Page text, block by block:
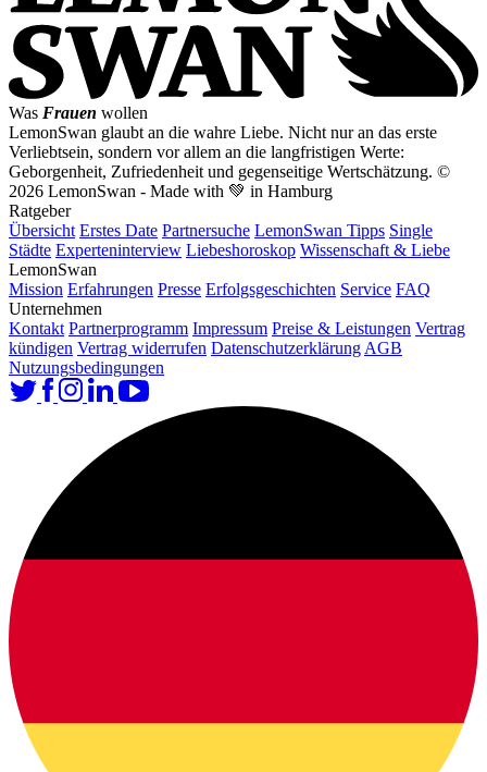
Was Frauen wollen
LemonSwan glaubt an die wahre Liebe. Nicht nur an das erste
Verliebtsein, sondern vor allem an die langfristigen Werte:
Geborgenheit, Zufriedenheit und gegenseitige Wertschätzung. ©
2026 LemonSwan - Made with 💚 in Hamburg
Ratgeber
Übersicht Erstes Date Partnersuche LemonSwan Tipps Single
Städte Experteninterview Liebeshoroskop Wissenschaft & Liebe
LemonSwan
Mission Erfahrungen Presse Erfolgsgeschichten Service FAQ
Unternehmen
Kontakt Partnerprogramm Impressum Preise & Leistungen Vertrag
kündigen Vertrag widerrufen Datenschutzerklärung AGB
Nutzungsbedingungen